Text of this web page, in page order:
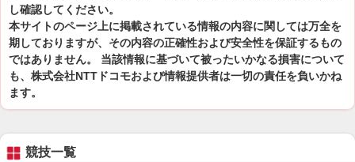
し確認してください。
本サイトのページ上に掲載されている情報の内容に関しては万全を
期しておりますが、その内容の正確性および安全性を保証するもの
ではありません。 当該情報に基づいて被ったいかなる損害について
も、株式会社NTTドコモおよび情報提供者は一切の責任を負いかね
ます。
競技一覧